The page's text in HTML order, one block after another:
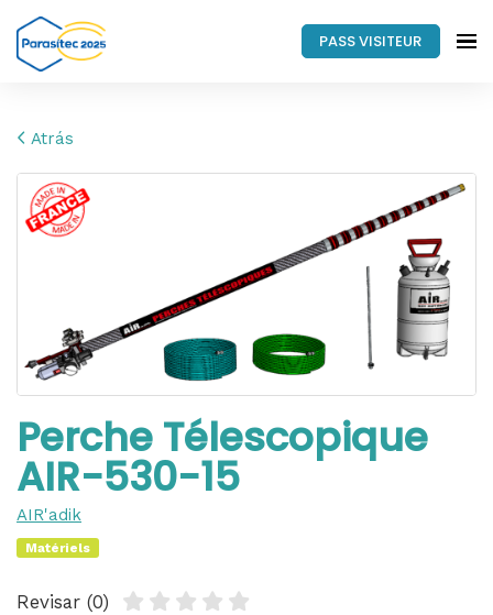
PASS VISITEUR
Atrás
Perche Télescopique
AIR-530-15
AIR'adik
Matériels
Revisar (0)